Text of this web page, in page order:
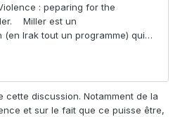
cette discussion. Notamment de la
et sur le fait que ce puisse être,